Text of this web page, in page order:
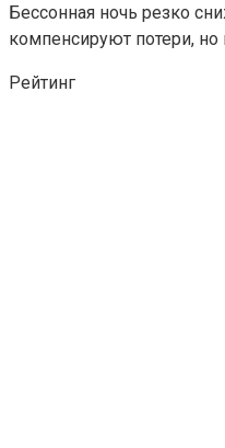
Бессонная ночь резко
компенсируют потери,
Рейтинг